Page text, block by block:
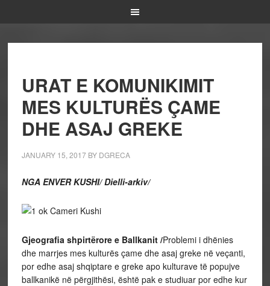
URAT E KOMUNIKIMIT
MES KULTURËS ÇAME
DHE ASAJ GREKE
JANUARY 15, 2017BY DGRECA
NGA ENVER KUSHI/ Dielli-arkiv/
Gjeografia shpirtërore e Ballkanit /Problemi i dhënies
dhe marrjes mes kulturës çame dhe asaj greke në veçanti,
por edhe asaj shqiptare e greke apo kulturave të popujve
ballkanikë në përgjithësi, është pak e studiuar por edhe kur